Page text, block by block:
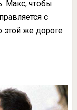
Макс, чтобы
с
этой же дороге